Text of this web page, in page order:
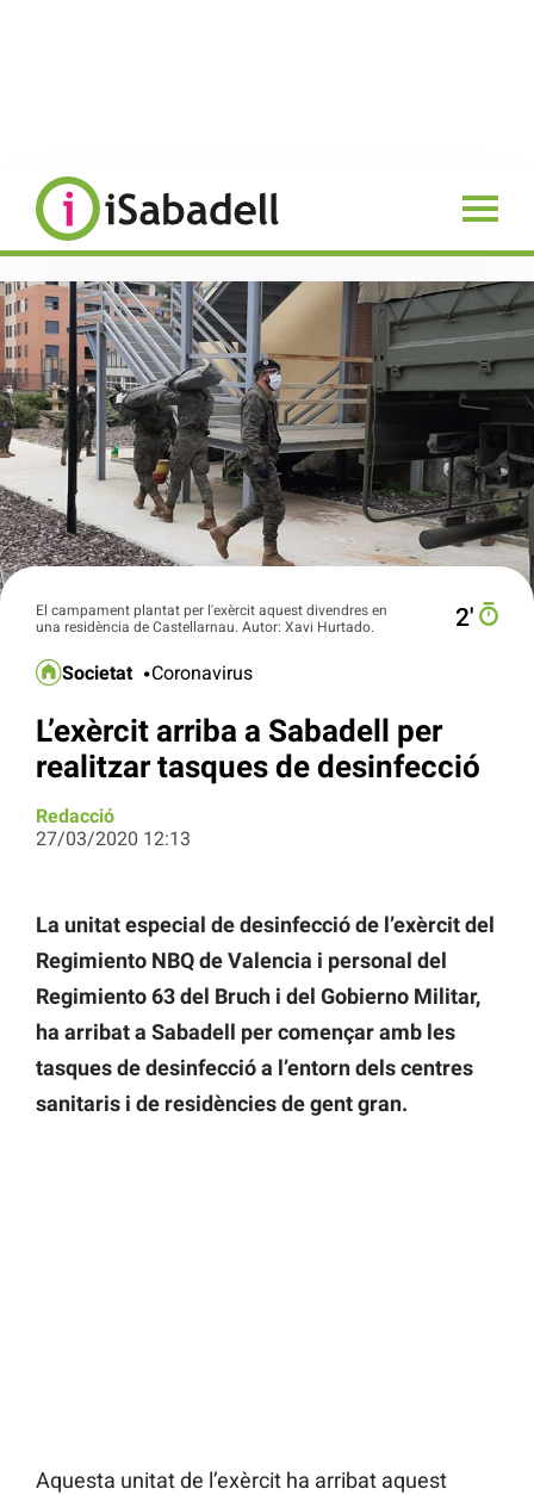
El campament plantat per l'exèrcit aquest divendres en
una residència de Castellarnau. Autor: Xavi Hurtado.
2′
Societat Coronavirus
L’exèrcit arriba a Sabadell per
realitzar tasques de desinfecció
Redacció
27/03/2020 12:13
La unitat especial de desinfecció de l’exèrcit del
Regimiento NBQ de Valencia i personal del
Regimiento 63 del Bruch i del Gobierno Militar,
ha arribat a Sabadell per començar amb les
tasques de desinfecció a l’entorn dels centres
sanitaris i de residències de gent gran.
Aquesta unitat de l’exèrcit ha arribat aquest